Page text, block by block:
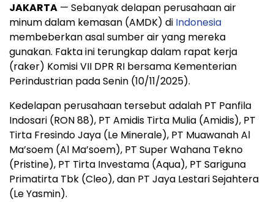
JAKARTA — Sebanyak delapan perusahaan air
minum dalam kemasan (AMDK) di Indonesia
membeberkan asal sumber air yang mereka
gunakan. Fakta ini terungkap dalam rapat kerja
(raker) Komisi VII DPR RI bersama Kementerian
Perindustrian pada Senin (10/11/2025).
Kedelapan perusahaan tersebut adalah PT Panfila
Indosari (RON 88), PT Amidis Tirta Mulia (Amidis), PT
Tirta Fresindo Jaya (Le Minerale), PT Muawanah Al
Ma’soem (Al Ma’soem), PT Super Wahana Tekno
(Pristine), PT Tirta Investama (Aqua), PT Sariguna
Primatirta Tbk (Cleo), dan PT Jaya Lestari Sejahtera
(Le Yasmin).